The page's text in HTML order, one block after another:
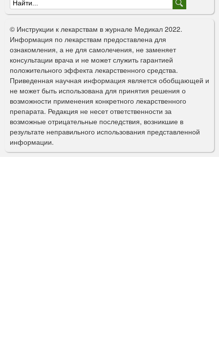
Ф
о
р
м
а
п
о
и
с
к
© Инструкции к лекарствам в журнале Медикал 2022.
Информация по лекарствам предоставлена для
ознакомления, а не для самолечения, не заменяет
консультации врача и не может служить гарантией
положительного эффекта лекарственного средства.
Приведенная научная информация является обобщающей и
не может быть использована для принятия решения о
возможности применения конкретного лекарственного
препарата. Редакция не несет ответственности за
возможные отрицательные последствия, возникшие в
результате неправильного использования представленной
информации.